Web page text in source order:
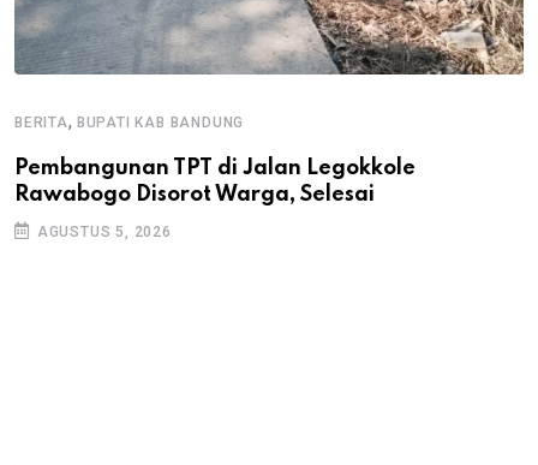
BERITA, BUPATI KAB BANDUNG
Pembangunan TPT di Jalan Legokkole
Rawabogo Disorot Warga, Selesai
AGUSTUS 5, 2026